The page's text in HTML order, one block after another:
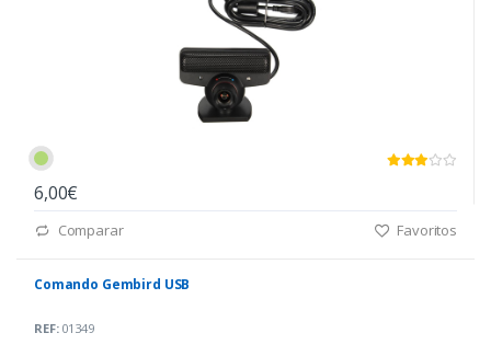
6,00€
Comparar Favoritos
Comando Gembird USB
REF:01349